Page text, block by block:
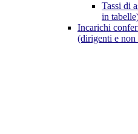
Tassi di
in
Incarichi
(dirigenti e